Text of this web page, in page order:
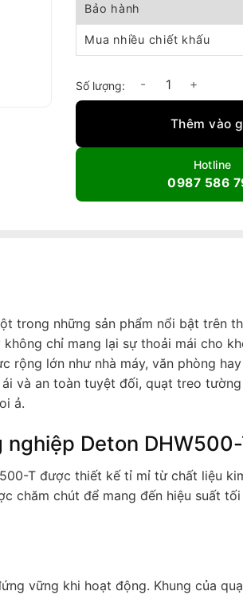
Bảo hành
Mua nhiều chiết khấu
Quạt treo tường công nghiệp
Thêm vào
Hotline
0987 586
trong những sản phẩm nổi bật trên
chỉ mang lại sự thoải mái cho
rộng lớn như nhà máy, văn phòng
và an toàn tuyệt đối, quạt treo
ả.
Deton
T được thiết kế tỉ mỉ từ chất liệu
chăm chút để mang đến hiệu suất
vững khi hoạt động. Khung của